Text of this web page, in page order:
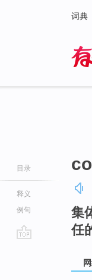
词典
目录
释义
例句
集
任